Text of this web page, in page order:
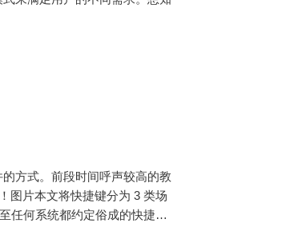
方式。前段时间呼声较高的教
图片本文将快捷键分为 3 类场
任何系统都约定俗成的快捷